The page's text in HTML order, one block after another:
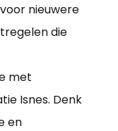
nieuwere
die
met
Isnes. Denk
en